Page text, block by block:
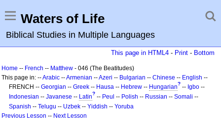
Waters of Life
Biblical Studies in Multiple Languages
This page in HTML4 - Print - Bottom
Home -- French -- Matthew - 046 (The Beatitudes)
This page in: --Arabic --Armenian --Azeri -- Bulgarian -- Chinese -- English --
FRENCH -- Georgian -- Greek -- Hausa -- Hebrew -- Hungarian? -- Igbo --
Indonesian -- Javanese -- Latin? -- Peul -- Polish -- Russian -- Somali --
Spanish -- Telugu -- Uzbek -- Yiddish -- Yoruba
Previous Lesson -- Next Lesson